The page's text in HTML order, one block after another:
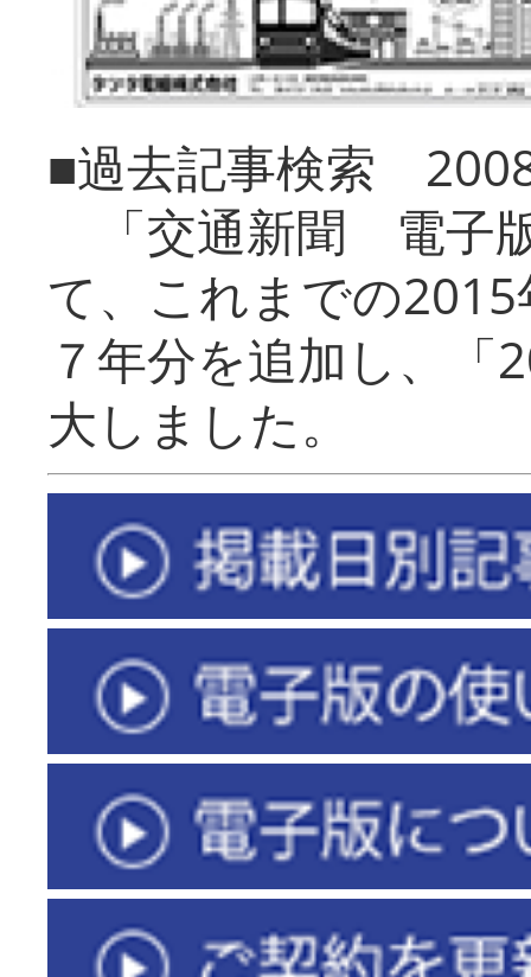
■過去記事検索
「交通新聞 電子
て、これまでの
７年分を追加し、「
大しまし